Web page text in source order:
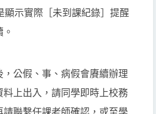
顯示實際［未到課紀錄］提醒
，公假、事、病假會賡續辦理
料上出入，請同學即時上校務